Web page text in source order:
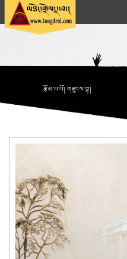
རྩོམ་པ་པོ། གཟུངས་བྷ།